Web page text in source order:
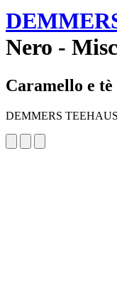
Nero -
Caramello e
DEMMERS